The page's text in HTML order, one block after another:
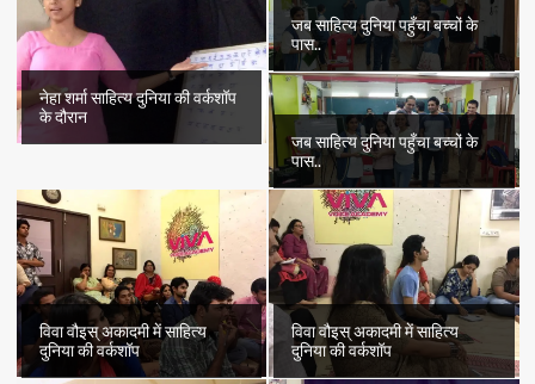
नेहा शर्मा साहित्य दुनिया की वर्कशॉप
के दौरान
जब साहित्य दुनिया पहुँचा बच्चों के
पास..
जब साहित्य दुनिया पहुँचा बच्चों के
पास..
विवा वौइस् अकादमी में साहित्य
दुनिया की वर्कशॉप
विवा वौइस् अकादमी में साहित्य
दुनिया की वर्कशॉप